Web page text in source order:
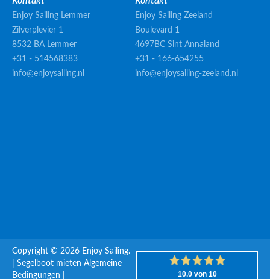
Enjoy Sailing Lemmer
Zilverplevier 1
8532 BA Lemmer
+31 - 514568383
info@enjoysailing.nl
Enjoy Sailing Zeeland
Boulevard 1
4697BC Sint Annaland
+31 - 166-654255
info@enjoysailing-zeeland.nl
Copyright © 2026 Enjoy Sailing.
Segelboot mieten Algemeine
Bedingungen